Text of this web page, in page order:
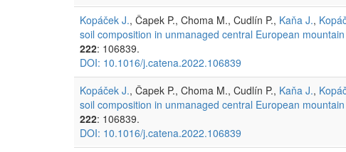
Kopáček J., Čapek P., Choma M., Cudlín P., Kaňa J.,
soil composition in unmanaged central European
222: 106839.
DOI: 10.1016/j.catena.2022.106839
Kopáček J., Čapek P., Choma M., Cudlín P., Kaňa J.,
soil composition in unmanaged central European
222: 106839.
DOI: 10.1016/j.catena.2022.106839